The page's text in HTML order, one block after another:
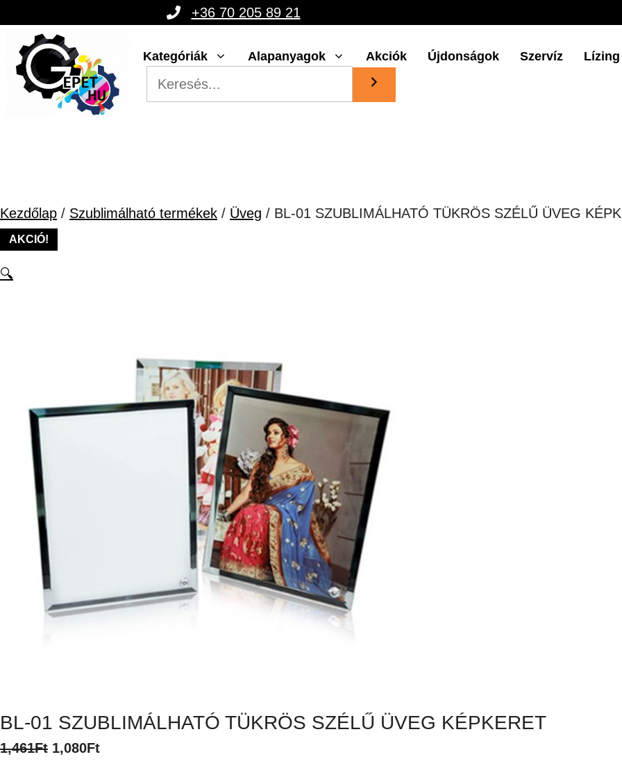
tartalomba
+36 70 205 89 21
Kategóriák Alapanyagok Akciók Újdonságok Szervíz Lízing
Kezdőlap / Szublimálható termékek / Üveg / BL-01 SZUBLIMÁLHATÓ TÜKRÖS SZÉLŰ ÜVEG
AKCIÓ!
🔍
BL-01 SZUBLIMÁLHATÓ TÜKRÖS SZÉLŰ ÜVEG KÉPKERET
1,461Ft Original
1,080FtCurrent